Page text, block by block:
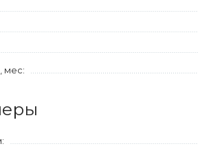
мес: